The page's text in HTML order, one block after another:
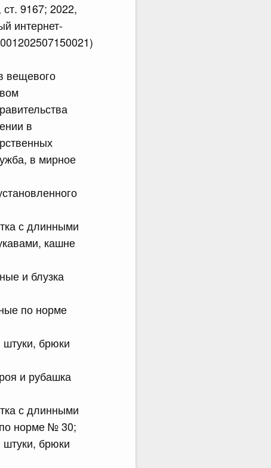
9167; 2022,
интернет-
вещевого
в
в мирное
с длинными
кашне
и блузка
по норме
штуки, брюки
и рубашка
с длинными
норме № 30;
штуки, брюки